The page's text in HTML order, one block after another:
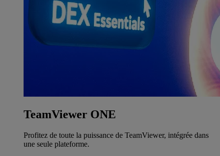
TeamViewer ONE
Profitez de toute la puissance de TeamViewer, intégrée dans
une seule plateforme.